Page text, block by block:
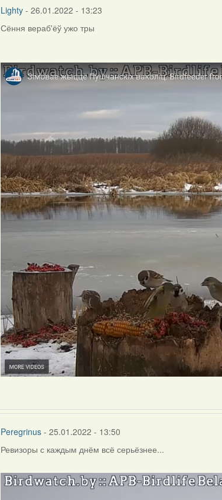
Lighty - 26.01.2022 - 13:23
Сёння вераб'ёў ужо тры
Peregrinus - 25.01.2022 - 13:50
Ревизоры с каждым днём всё серьёзнее...